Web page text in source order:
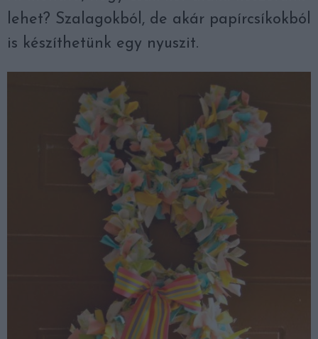
lehet? Szalagokból, de akár papírcsíkokból
is készíthetünk egy nyuszit.